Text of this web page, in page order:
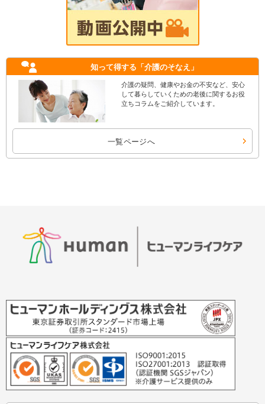
知って得する 「介護のそなえ」
介護の疑問、健康やお金の不安など、安心
して暮らしていくための老後に関するお役
立ちコラムをご紹介しています。
一覧ページへ